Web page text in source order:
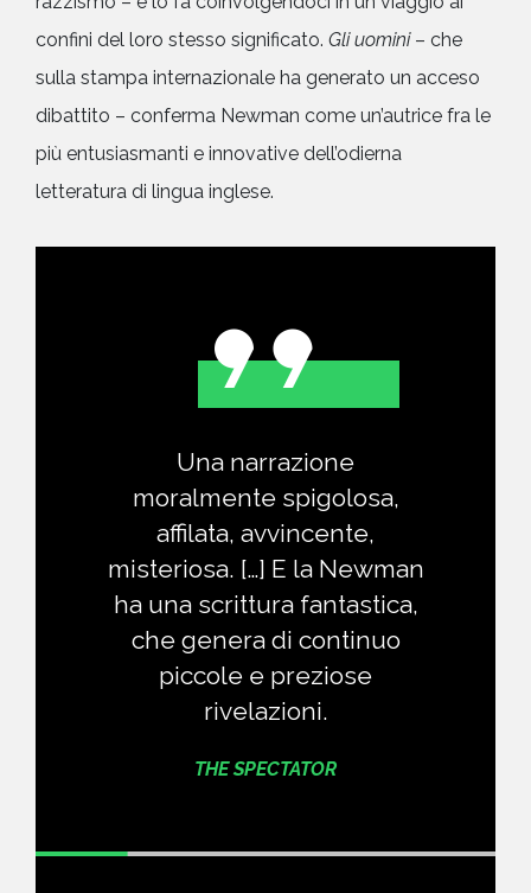
confini del loro stesso significato. Gli uomini – che
sulla stampa internazionale ha generato un acceso
dibattito – conferma Newman come un’autrice fra le
più entusiasmanti e innovative dell’odierna
letteratura di lingua inglese.
Una narrazione
moralmente spigolosa,
affilata, avvincente,
misteriosa. […] E la Newman
ha una scrittura fantastica,
che genera di continuo
piccole e preziose
rivelazioni.
THE SPECTATOR